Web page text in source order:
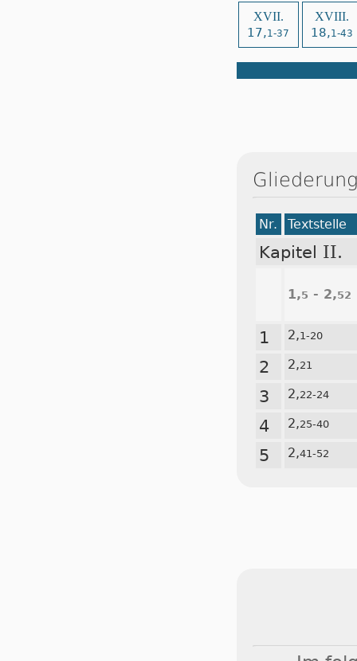
XVII.
17,1-37
XVIII.
18,1-43
Nr. Textstelle
Kapitel II.
1,5 - 2,52
1 2,1-20
2 2,21
3 2,22-24
4 2,25-40
5 2,41-52